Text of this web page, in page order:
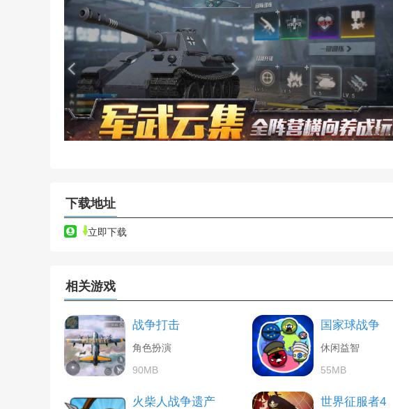
下载地址
立即下载
相关游戏
战争打击
角色扮演
90MB
国家球战争
休闲益智
55MB
火柴人战争遗产 世界征服者4